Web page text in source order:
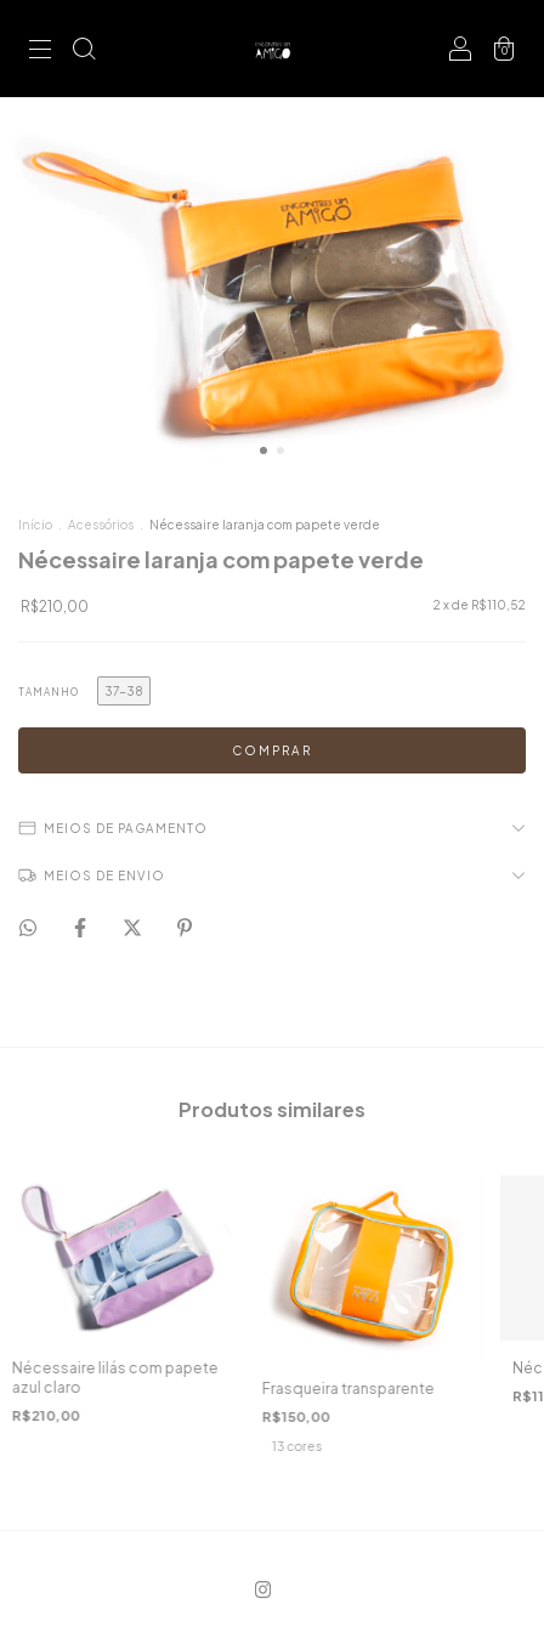
0
Início Acessórios Nécessaire laranja com papete verde
Nécessaire laranja com papete verde
R$210,00 2 x de R$110,52
TAMANHO 37-38
MEIOS DE PAGAMENTO
MEIOS DE ENVIO
Produtos similares
Nécessaire lilás com papete
azul claro
R$210,00
Frasqueira transparente
R$150,00
13 cores